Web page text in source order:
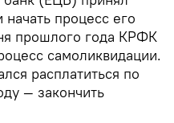
процесс его
прошлого года КРФК
самоликвидации.
расплатиться по
— закончить